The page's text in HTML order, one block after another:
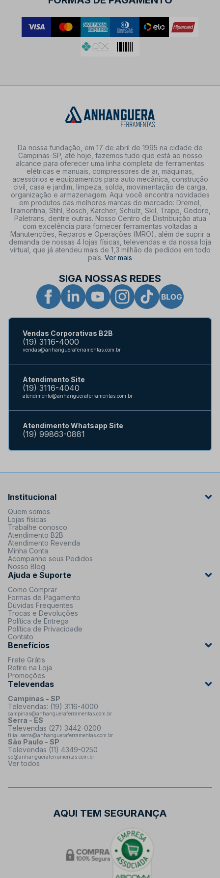
Da nossa fundação, em 17 de abril de 1995 na cidade de
Campinas-SP, até hoje, fazemos tudo que está ao nosso
alcance para oferecer uma linha completa de ferramentas
elétricas e manuais, compressores de ar, máquinas,
acessórios e equipamentos para auto mecânica, construção
civil, casa e jardim, limpeza, solda, movimentação de carga,
organização e armazenagem. Aqui você encontra novidades
em produtos das melhores marcas do mercado: Dremel,
Tramontina, Stihl, Bosch, Kärcher, Schulz, Skil, Trapp, Gedore,
Paletrans, dentre outras. Nosso Centro de Distribuição atua
com excelência para fornecer ferramentas voltadas a
Manutenções, Reparos e Operações (MRO), além de suprir a
demanda de nossas 4 lojas físicas, televendas e da nossa loja
virtual, que já atendeu mais de 1,3 milhão de pedidos em todo
país. Ver mais
SIGA NOSSAS REDES
Vendas Corporativas B2B
(19) 3116-4000
vendas@anhangueraferramentas.com.br
Atendimento Site
(19) 3116-4040
atendimento@anhangueraferramentas.com.br
Atendimento Whatsapp Site
(19) 99863-0881
Institucional
Quem somos
Lojas físicas
Trabalhe conosco
Atendimento B2B
Atendimento Revenda
Minha Conta
Acompanhe seus Pedidos
Nosso Blog
Ajuda e Suporte
Como Comprar
Formas de Pagamento
Dúvidas Frequentes
Trocas e Devoluções
Política de Entrega
Política de Privacidade
Contato
Benefícios
Frete Grátis
Retire na Loja
Promoções
Televendas
Campinas - SP
Televendas: (19) 3116-4000
campinas@anhangueraferramentas.com.br
Serra - ES
Televendas (27) 3442-0200
filial.serra@anhangueraferramentas.com.br
São Paulo - SP
Televendas (11) 4349-0250
sp@anhangueraferramentas.com.br
Ver todos
AQUI TEM SEGURANÇA